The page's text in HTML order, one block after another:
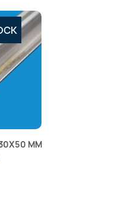
MM